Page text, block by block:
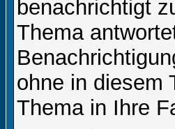
benachrichtigt
Thema
ohne in diesem
Thema in Ihre